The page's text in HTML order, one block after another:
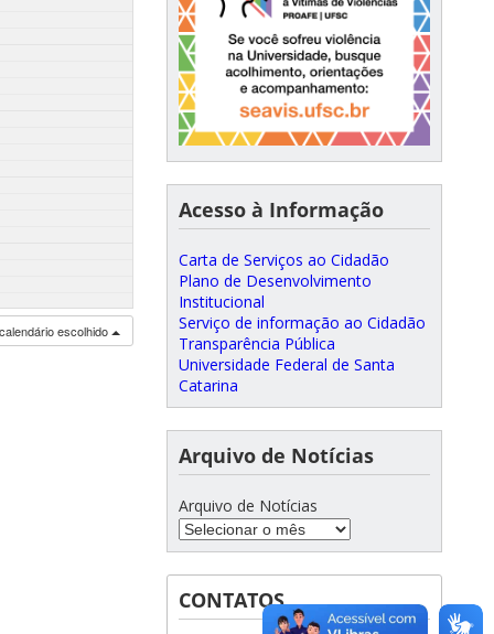
escolhido
Acesso à Informação
Carta de Serviços ao Cidadão
Plano de Desenvolvimento
Institucional
Serviço de informação ao Cidadão
Transparência Pública
Universidade Federal de Santa
Catarina
Arquivo de Notícias
Arquivo de Notícias
CONTATOS